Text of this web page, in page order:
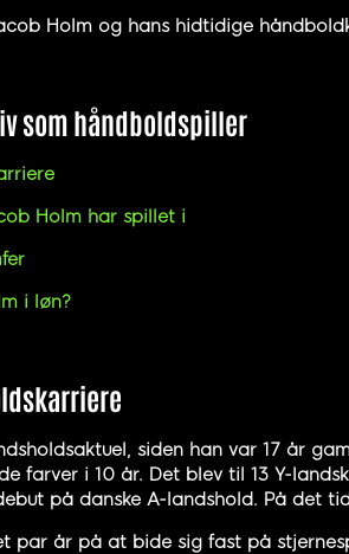
Holm og hans hidtidige
som håndboldspiller
Holm har spillet i
i løn?
siden han var 17 år
farver i 10 år. Det blev til 13 Y-
på danske A-landshold. På det
par år på at bide sig fast på